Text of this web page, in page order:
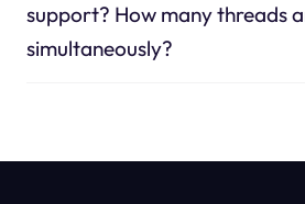
support? How many threads
simultaneously?